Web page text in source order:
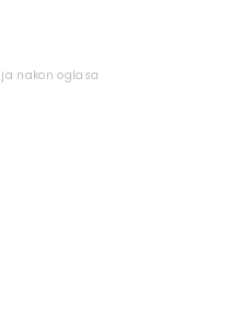
nakon oglasa